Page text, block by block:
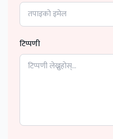
टिप्पणी